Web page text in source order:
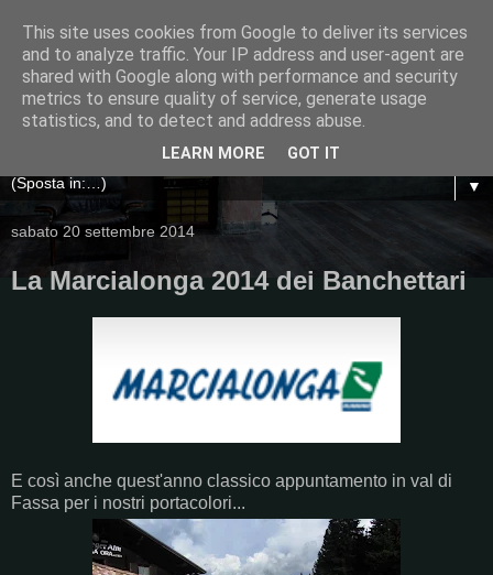
▼
sabato 20 settembre 2014
La Marcialonga 2014 dei Banchettari
E così anche quest'anno classico appuntamento in val di
Fassa per i nostri portacolori...
This site uses cookies from Google to deliver its services
and to analyze traffic. Your IP address and user-agent are
shared with Google along with performance and security
metrics to ensure quality of service, generate usage
statistics, and to detect and address abuse.
LEARN MORE GOT IT